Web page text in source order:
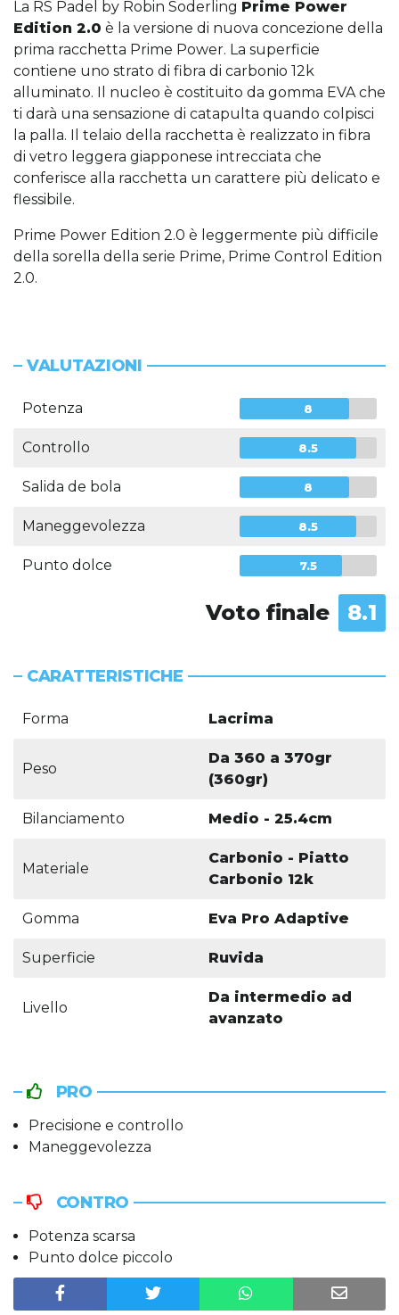
La RS Padel by Robin Soderling Prime Power
Edition 2.0 è la versione di nuova concezione della
prima racchetta Prime Power. La superficie
contiene uno strato di fibra di carbonio 12k
alluminato. Il nucleo è costituito da gomma EVA che
ti darà una sensazione di catapulta quando colpisci
la palla. Il telaio della racchetta è realizzato in fibra
di vetro leggera giapponese intrecciata che
conferisce alla racchetta un carattere più delicato e
flessibile.
Prime Power Edition 2.0 è leggermente più difficile
della sorella della serie Prime, Prime Control Edition
2.0.
VALUTAZIONI
Potenza 8
Controllo 8.5
Salida de bola 8
Maneggevolezza 8.5
Punto dolce 7.5
Voto finale 8.1
CARATTERISTICHE
Forma Lacrima
Peso
Da 360 a 370gr
(360gr)
Bilanciamento Medio - 25.4cm
Materiale
Carbonio - Piatto
Carbonio 12k
Gomma Eva Pro Adaptive
Superficie Ruvida
Livello
Da intermedio ad
avanzato
PRO
Precisione e controllo
Maneggevolezza
CONTRO
Potenza scarsa
Punto dolce piccolo